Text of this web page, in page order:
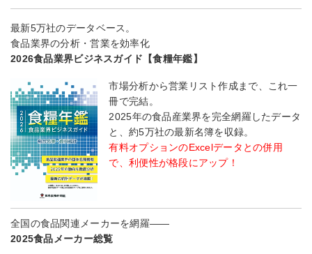
最新5万社のデータベース。
食品業界の分析・営業を効率化
2026食品業界ビジネスガイド【食糧年鑑】
市場分析から営業リスト作成まで、これ一
冊で完結。
2025年の食品産業界を完全網羅したデータ
と、約5万社の最新名簿を収録。
有料オプションのExcelデータとの併用
で、利便性が格段にアップ！
全国の食品関連メーカーを網羅――
2025食品メーカー総覧